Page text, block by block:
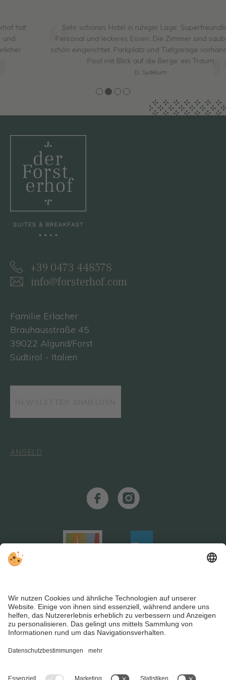
Sehr schönes Hotel in ruhiger Lage. Superfreundliches
Personal und leckeres Essen. Die Zimmer sind sauber und
schön eingerichtet. Parkplatz und Tiefgarage vorhanden. Der
Pool mit Blick auf die Berge: ein Traum
+39 0473 448578
info@forsterhof.com
Familie Erlacher
Brauhausstraße 45
39022 Algund/Forst
Südtirol - Italien
NEWSLETTER ANMELDEN
ANGELD